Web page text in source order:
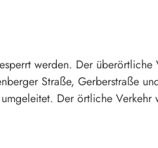
werden. Der
Straße, Gerberstraße
Der örtliche Verkehr